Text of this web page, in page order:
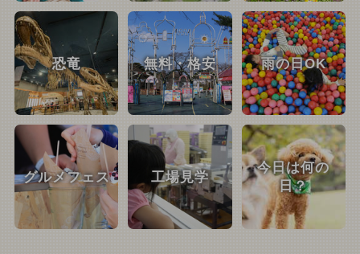
恐竜 無料・格安 雨の日OK
グルメフェス 工場見学
今日は何の
日？